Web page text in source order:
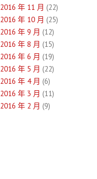
2016 年 11 月 (22)
2016 年 10 月 (25)
2016 年 9 月 (12)
2016 年 8 月 (15)
2016 年 6 月 (19)
2016 年 5 月 (22)
2016 年 4 月 (6)
2016 年 3 月 (11)
2016 年 2 月 (9)